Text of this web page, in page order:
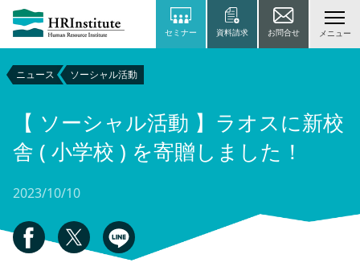
セミナー 資料請求 お問合せ メニュー
ニュース ソーシャル活動
【 ソーシャル活動 】ラオスに新校
舎 ( 小学校 ) を寄贈しました！
2023/10/10